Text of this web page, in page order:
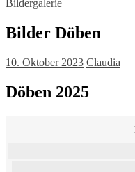
Bildergalerie
Bilder Döben
10. Oktober 2023 Claudia
Döben 2025